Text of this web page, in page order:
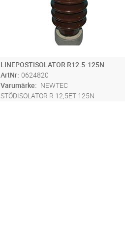
LINEPOSTISOLATOR R12.5-125N
ArtNr 0624820
Varumärke
NEWTEC
STÖDISOLATOR R 12,5ET 125N